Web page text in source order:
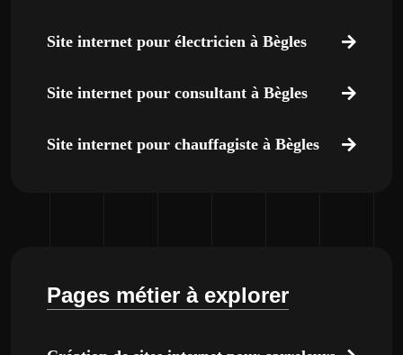
Site internet pour électricien à Bègles
Site internet pour consultant à Bègles
Site internet pour chauffagiste à Bègles
Pages métier à explorer